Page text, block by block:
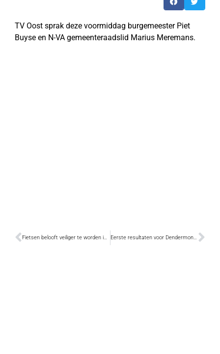
TV Oost sprak deze voormiddag burgemeester Piet
Buyse en N-VA gemeenteraadslid Marius Meremans.
Eerste resultaten voor Dendermonde zijn binnen